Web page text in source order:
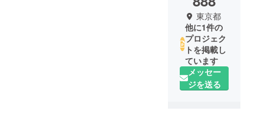
東京都
他に1件の
プロジェク
トを掲載し
ています
メッセー
ジを送る